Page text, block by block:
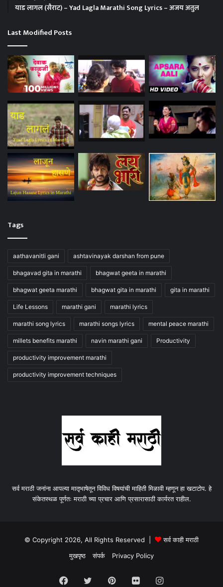
याड लागल (सैराट) – Yad Lagla Marathi Song Lyrics – अजय अतुल
Last Modified Posts
Tags
aathavanitli gani ashtavinayak darshan from pune
bhagavad gita in marathi bhagwat geeta in marathi
bhagwat geeta marathi bhagwat gita in marathi gita in marathi
Life Lessons marathi gani marathi lyrics
marathi song lyrics marathi songs lyrics mental peace marathi
millets benefits marathi navin marathi gani Productivity
productivity improvement marathi
productivity improvement techniques
सर्व मराठी जनांना आपल्या मातृभाषेतून विविध विषयांची माहिती मिळावी म्हणून हा खटाटोप. हे
संकेतस्थळ पूर्णतः मराठी च्या प्रचार आणि प्रसारासाठी कार्यरत राहील.
© Copyright 2026, All Rights Reserved |
सर्व काही मराठी
मुखपृष्ठ
संपर्क Privacy Policy
Facebook
TwitterPinterestFlickrInstagram